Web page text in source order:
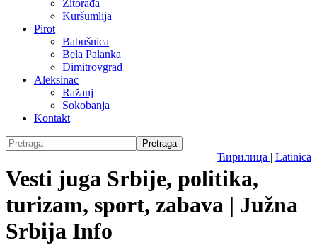
Žitorađa
Kuršumlija
Pirot
Babušnica
Bela Palanka
Dimitrovgrad
Aleksinac
Ražanj
Sokobanja
Kontakt
Ћирилица | Latinica
Vesti juga Srbije, politika,
turizam, sport, zabava | Južna
Srbija Info